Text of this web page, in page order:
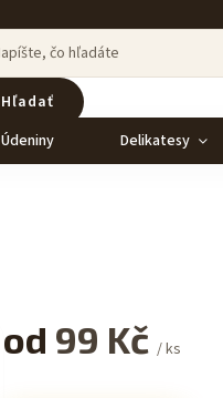
Hľadať
Údeniny Delikatesy
od 99 Kč / ks